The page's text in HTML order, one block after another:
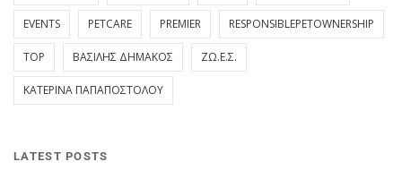
EVENTS PETCARE PREMIER RESPONSIBLEPETOWNERSHIP
TOP ΒΑΣΊΛΗΣ ΔΗΜΆΚΟΣ ΖΩ.Ε.Σ.
ΚΑΤΕΡΊΝΑ ΠΑΠΑΠΟΣΤΌΛΟΥ
LATEST POSTS